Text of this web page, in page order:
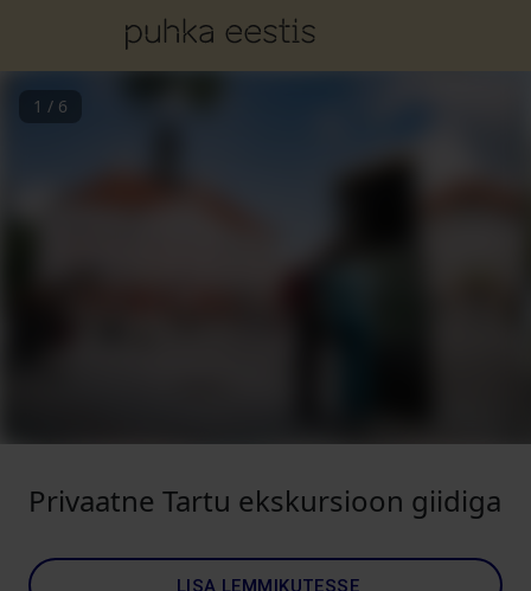
1 / 6
Privaatne Tartu ekskursioon giidiga
LISA LEMMIKUTESSE